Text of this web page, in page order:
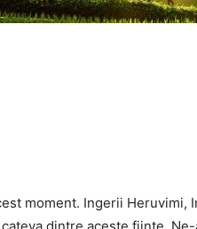
moment. Ingerii Heruvimi,